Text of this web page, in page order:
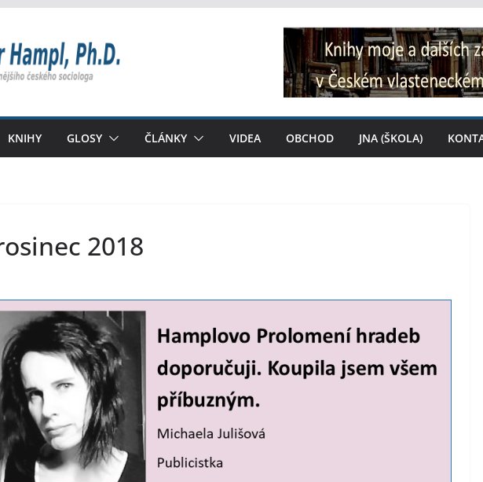
KNIHY GLOSY ČLÁNKY VIDEA OBCHOD JNA (ŠKOLA)
2018